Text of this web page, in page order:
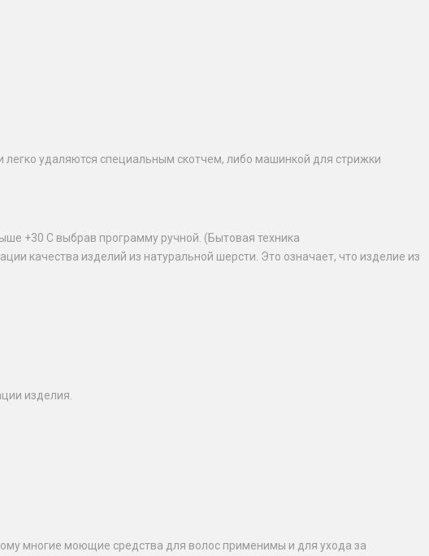
удаляются специальным скотчем, либо машинкой для стрижки
+30 С выбрав программу ручной. (Бытовая техника
качества изделий из натуральной шерсти. Это означает, что изделие из
изделия.
многие моющие средства для волос применимы и для ухода за